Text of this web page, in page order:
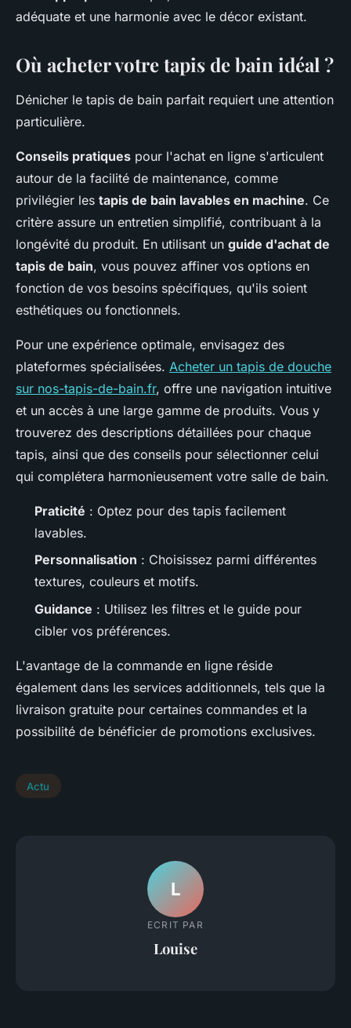
adéquate et une harmonie avec le décor existant.
Où acheter votre tapis de bain idéal ?
Dénicher le tapis de bain parfait requiert une attention
particulière.
Conseils pratiques pour l'achat en ligne s'articulent
autour de la facilité de maintenance, comme
privilégier les tapis de bain lavables en machine. Ce
critère assure un entretien simplifié, contribuant à la
longévité du produit. En utilisant un guide d'achat de
tapis de bain, vous pouvez affiner vos options en
fonction de vos besoins spécifiques, qu'ils soient
esthétiques ou fonctionnels.
Pour une expérience optimale, envisagez des
plateformes spécialisées. Acheter un tapis de douche
sur nos-tapis-de-bain.fr, offre une navigation intuitive
et un accès à une large gamme de produits. Vous y
trouverez des descriptions détaillées pour chaque
tapis, ainsi que des conseils pour sélectionner celui
qui complétera harmonieusement votre salle de bain.
Praticité : Optez pour des tapis facilement
lavables.
Personnalisation : Choisissez parmi différentes
textures, couleurs et motifs.
Guidance : Utilisez les filtres et le guide pour
cibler vos préférences.
L'avantage de la commande en ligne réside
également dans les services additionnels, tels que la
livraison gratuite pour certaines commandes et la
possibilité de bénéficier de promotions exclusives.
Actu
L
ECRIT PAR
Louise